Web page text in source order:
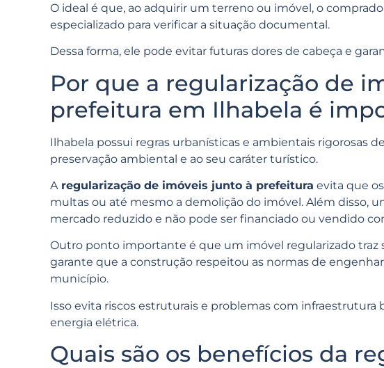
O ideal é que, ao adquirir um terreno ou imóvel, o
especializado para verificar a situação documental.
Dessa forma, ele pode evitar futuras dores de cabeça e
Por que a regularização de
prefeitura em Ilhabela é
Ilhabela possui regras urbanísticas e ambientais rigorosas
preservação ambiental e ao seu caráter turístico.
Aregularização de imóveis junto à prefeitura evita que
multas ou até mesmo a demolição do imóvel. Além disso,
mercado reduzido e não pode ser financiado ou vendido
Outro ponto importante é que um imóvel regularizado traz
garante que a construção respeitou as normas de
município.
Isso evita riscos estruturais e problemas com
energia elétrica.
Quais são os benefícios da